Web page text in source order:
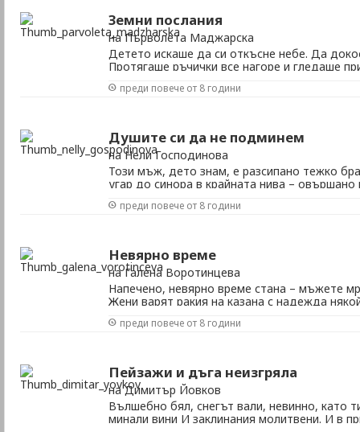
Земни послания
на Първолета Маджарска
Детето искаше да си откъсне небе. Да
Протягаше ръчички все нагоре и гледаше
наблизичко минаваше, го вдигна с едрите
преди повече от 8 години
Душите си да не подминем
на Нели Господинова
Този мъж, дето знам, е разсипано тежко
угар до синора в крайната нива –
дето знам, е замесен от друго тесто. Той е
преди повече от 8 години
Невярно време
на Галена Воротинцева
Напечено, невярно време стана – мъжете
Жени варят ракия на казана с надежда
църкви, синагоги и джамии, през времето,
преди повече от 8 години
Пейзажи и дъга неизгряла
на Димитър Йовков
Вълшебно бял, снегът вали, невинно, като
минали вини И заклинания молитвени. И в